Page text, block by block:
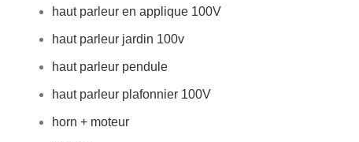
haut parleur en applique 100V
haut parleur jardin 100v
haut parleur pendule
haut parleur plafonnier 100V
horn + moteur